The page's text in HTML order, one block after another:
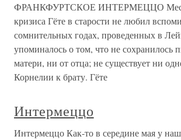
ФРАНКФУРТСКОЕ ИНТЕРМЕЦЦО
кризиса Гёте в старости не любил
сомнительных годах, проведенных в
упоминалось о том, что не сохранилось
матери, ни от отца; не существует ни
Корнелии к брату. Гёте
Интермеццо
Интермеццо Как-то в середине мая у